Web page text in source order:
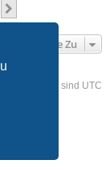
Gehe Zu
Alle Zeiten sind UTC